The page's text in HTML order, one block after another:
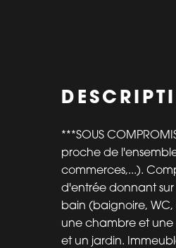
***SOUS
proche de
commerces,...).
d'entrée donnant
bain (baignoire,
une chambre et une
et un jardin.